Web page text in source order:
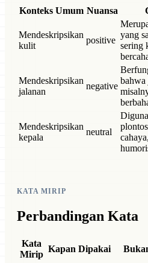
Konteks Umum Nuansa
Mendeskripsikan
kulit
positive
yang
sering
Mendeskripsikan
jalanan
negative
bahwa
Mendeskripsikan
kepala
neutral
KATA MIRIP
Perbandingan Kata
Kata
Mirip
Kapan Dipakai